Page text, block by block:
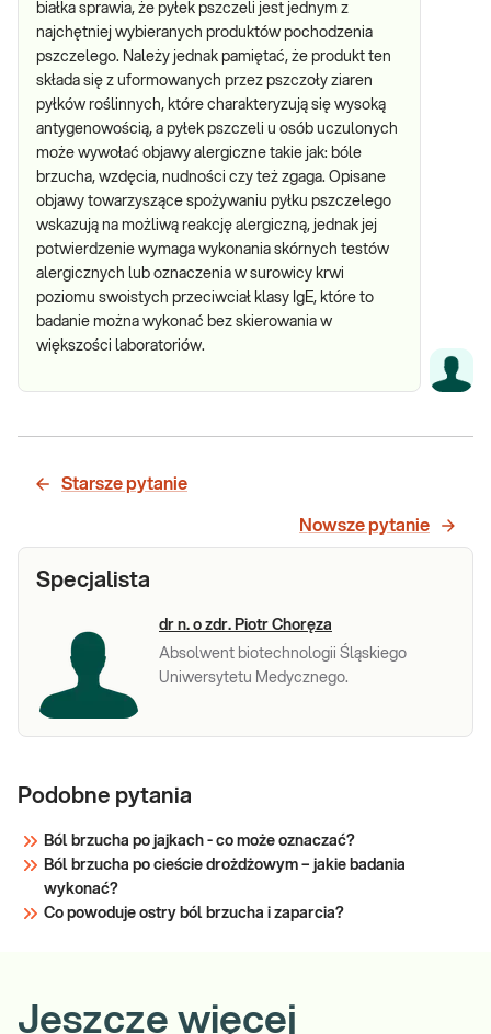
białka sprawia, że pyłek pszczeli jest jednym z
najchętniej wybieranych produktów pochodzenia
pszczelego. Należy jednak pamiętać, że produkt ten
składa się z uformowanych przez pszczoły ziaren
pyłków roślinnych, które charakteryzują się wysoką
antygenowością, a pyłek pszczeli u osób uczulonych
może wywołać objawy alergiczne takie jak: bóle
brzucha, wzdęcia, nudności czy też zgaga. Opisane
objawy towarzyszące spożywaniu pyłku pszczelego
wskazują na możliwą reakcję alergiczną, jednak jej
potwierdzenie wymaga wykonania skórnych testów
alergicznych lub oznaczenia w surowicy krwi
poziomu swoistych przeciwciał klasy IgE, które to
badanie można wykonać bez skierowania w
większości laboratoriów.
Starsze pytanie
Nowsze pytanie
Specjalista
dr n. o zdr. Piotr Choręza
Absolwent biotechnologii Śląskiego
Uniwersytetu Medycznego.
Podobne pytania
Ból brzucha po jajkach - co może oznaczać?
Ból brzucha po cieście drożdżowym – jakie badania
wykonać?
Co powoduje ostry ból brzucha i zaparcia?
Jeszcze więcej